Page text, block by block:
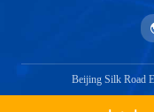
Beijing Silk Road